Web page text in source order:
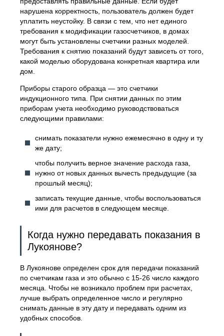
нарушена корректность, пользователь должен будет
уплатить неустойку. В связи с тем, что нет единого
требования к модификации газосчетчиков, в домах
могут быть установлены счетчики разных моделей.
Требования к снятию показаний будут зависеть от того,
какой моделью оборудована конкретная квартира или
дом.
Приборы старого образца — это счетчики
индукционного типа. При снятии данных по этим
приборам учета необходимо руководствоваться
следующими правилами:
снимать показатели нужно ежемесячно в одну и ту
же дату;
чтобы получить верное значение расхода газа,
нужно от новых данных вычесть предыдущие (за
прошлый месяц);
записать текущие данные, чтобы воспользоваться
ими для расчетов в следующем месяце.
Когда нужно передавать показания в
Лукоянове?
В Лукоянове определен срок для передачи показаний
по счетчикам газа и это обычно с 15-26 число каждого
месяца. Чтобы не возникало проблем при расчетах,
лучше выбрать определенное число и регулярно
снимать данные в эту дату и передавать одним из
удобных способов.